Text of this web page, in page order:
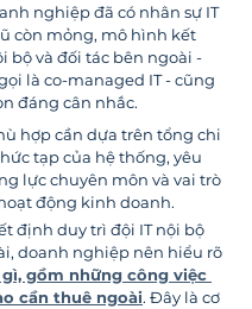
nghiệp đã có nhân sự IT
còn mỏng, mô hình kết
bộ và đối tác bên ngoài -
là co-managed IT - cũng
đáng cân nhắc.
hợp cần dựa trên tổng chi
tạp của hệ thống, yêu
lực chuyên môn và vai trò
động kinh doanh.
định duy trì đội IT nội bộ
doanh nghiệp nên hiểu rõ
gì, gồm những công việc
cần thuê ngoài. Đây là cơ